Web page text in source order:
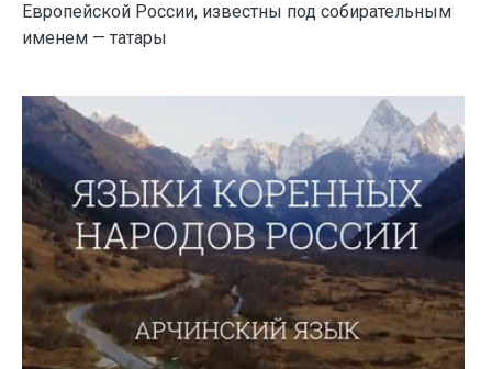
Европейской России, известны под собирательным
именем — татары